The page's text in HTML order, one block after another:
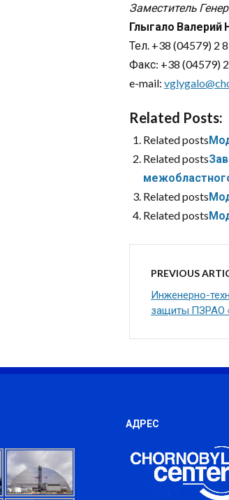
Заместитель
Глыгало Валерий
Тел. +38 (04579) 2
Факс: +38 (04579)
e-mail:
Related Posts:
Related posts
Related posts
Related posts
Related posts
PREVIOUS
Инженерно-
защиты ПЗРАО
АДРЕС